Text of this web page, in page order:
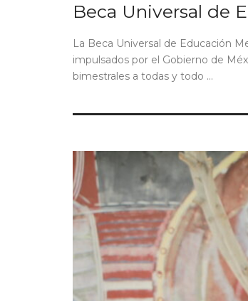
Beca Universal de
La Beca Universal de Educación
impulsados por el Gobierno de
bimestrales a todas y todo ...